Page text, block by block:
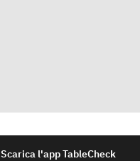
Scarica l'app TableCheck